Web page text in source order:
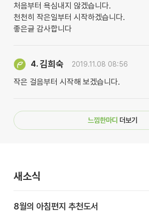
처음부터 욕심내지 않겠습니다.
천천히 작은일부터 시작하겠습니다.
좋은글 감사합니다
4.김희숙 2019.11.08 08:56
작은 걸음부터 시작해 보겠습니다.
느낌한마디 더보기
새소식
8월의 아침편지 추천도서